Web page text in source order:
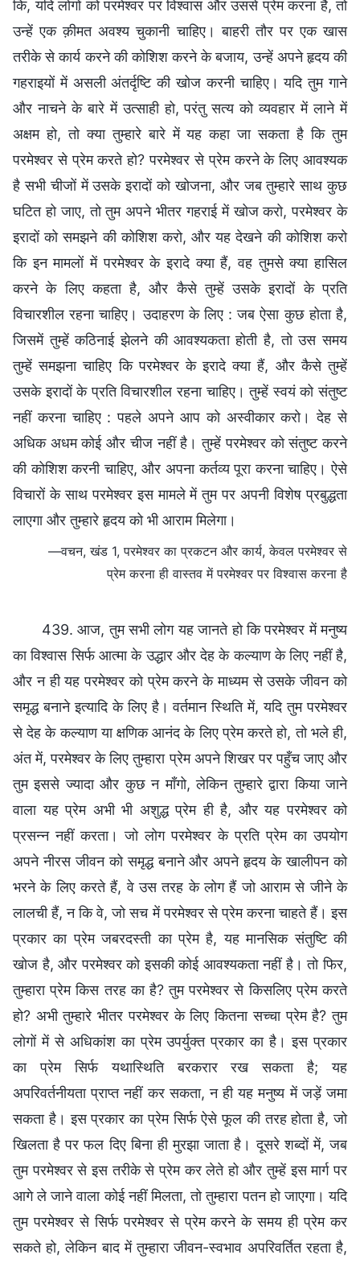
कि, यदि लोगों को परमेश्वर पर विश्वास और उससे प्रेम करना है, तो
उन्हें एक क़ीमत अवश्य चुकानी चाहिए। बाहरी तौर पर एक खास
तरीके से कार्य करने की कोशिश करने के बजाय, उन्हें अपने हृदय की
गहराइयों में असली अंतर्दृष्टि की खोज करनी चाहिए। यदि तुम गाने
और नाचने के बारे में उत्साही हो, परंतु सत्य को व्यवहार में लाने में
अक्षम हो, तो क्या तुम्हारे बारे में यह कहा जा सकता है कि तुम
परमेश्वर से प्रेम करते हो? परमेश्वर से प्रेम करने के लिए आवश्यक
है सभी चीजों में उसके इरादों को खोजना, और जब तुम्हारे साथ कुछ
घटित हो जाए, तो तुम अपने भीतर गहराई में खोज करो, परमेश्वर के
इरादों को समझने की कोशिश करो, और यह देखने की कोशिश करो
कि इन मामलों में परमेश्वर के इरादे क्या हैं, वह तुमसे क्या हासिल
करने के लिए कहता है, और कैसे तुम्हें उसके इरादों के प्रति
विचारशील रहना चाहिए। उदाहरण के लिए : जब ऐसा कुछ होता है,
जिसमें तुम्हें कठिनाई झेलने की आवश्यकता होती है, तो उस समय
तुम्हें समझना चाहिए कि परमेश्वर के इरादे क्या हैं, और कैसे तुम्हें
उसके इरादों के प्रति विचारशील रहना चाहिए। तुम्हें स्वयं को संतुष्ट
नहीं करना चाहिए : पहले अपने आप को अस्वीकार करो। देह से
अधिक अधम कोई और चीज नहीं है। तुम्हें परमेश्वर को संतुष्ट करने
की कोशिश करनी चाहिए, और अपना कर्तव्य पूरा करना चाहिए। ऐसे
विचारों के साथ परमेश्वर इस मामले में तुम पर अपनी विशेष प्रबुद्धता
लाएगा और तुम्हारे हृदय को भी आराम मिलेगा।
—वचन, खंड 1, परमेश्वर का प्रकटन और कार्य, केवल परमेश्वर से
प्रेम करना ही वास्तव में परमेश्वर पर विश्वास करना है
439. आज, तुम सभी लोग यह जानते हो कि परमेश्वर में मनुष्य
का विश्वास सिर्फ आत्मा के उद्धार और देह के कल्याण के लिए नहीं है,
और न ही यह परमेश्वर को प्रेम करने के माध्यम से उसके जीवन को
समृद्ध बनाने इत्यादि के लिए है। वर्तमान स्थिति में, यदि तुम परमेश्वर
से देह के कल्याण या क्षणिक आनंद के लिए प्रेम करते हो, तो भले ही,
अंत में, परमेश्वर के लिए तुम्हारा प्रेम अपने शिखर पर पहुँच जाए और
तुम इससे ज्यादा और कुछ न माँगो, लेकिन तुम्हारे द्वारा किया जाने
वाला यह प्रेम अभी भी अशुद्ध प्रेम ही है, और यह परमेश्वर को
प्रसन्न नहीं करता। जो लोग परमेश्वर के प्रति प्रेम का उपयोग
अपने नीरस जीवन को समृद्ध बनाने और अपने हृदय के खालीपन को
भरने के लिए करते हैं, वे उस तरह के लोग हैं जो आराम से जीने के
लालची हैं, न कि वे, जो सच में परमेश्वर से प्रेम करना चाहते हैं। इस
प्रकार का प्रेम जबरदस्ती का प्रेम है, यह मानसिक संतुष्टि की
खोज है, और परमेश्वर को इसकी कोई आवश्यकता नहीं है। तो फिर,
तुम्हारा प्रेम किस तरह का है? तुम परमेश्वर से किसलिए प्रेम करते
हो? अभी तुम्हारे भीतर परमेश्वर के लिए कितना सच्चा प्रेम है? तुम
लोगों में से अधिकांश का प्रेम उपर्युक्त प्रकार का है। इस प्रकार
का प्रेम सिर्फ यथास्थिति बरकरार रख सकता है; यह
अपरिवर्तनीयता प्राप्त नहीं कर सकता, न ही यह मनुष्य में जड़ें जमा
सकता है। इस प्रकार का प्रेम सिर्फ ऐसे फूल की तरह होता है, जो
खिलता है पर फल दिए बिना ही मुरझा जाता है। दूसरे शब्दों में, जब
तुम परमेश्वर से इस तरीके से प्रेम कर लेते हो और तुम्हें इस मार्ग पर
आगे ले जाने वाला कोई नहीं मिलता, तो तुम्हारा पतन हो जाएगा। यदि
तुम परमेश्वर से सिर्फ परमेश्वर से प्रेम करने के समय ही प्रेम कर
सकते हो, लेकिन बाद में तुम्हारा जीवन-स्वभाव अपरिवर्तित रहता है,